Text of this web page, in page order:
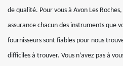
de qualité. Pour vous à Avon Les
assurance chacun des instruments que
fournisseurs sont fiables pour nous
difficiles à trouver. Vous n’avez pas à